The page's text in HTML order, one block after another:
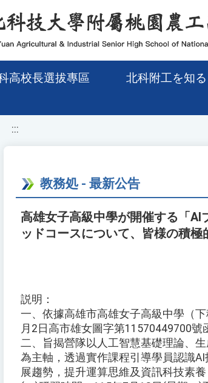
高校長選拔專區 北科附工を知る
:::
教務処 - 最新公告
高雄女子高級中學が開催する「AI
ッドコースについて、皆様の積極
説明：
一、依據高雄市高雄女子高級中學（
月2日高市雄女圖字第11570449700號
二、旨揭營隊以人工智慧基礎理論、
為主軸，透過實作課程引導學員認識
展趨勢，提升運算思維及資訊科技素養